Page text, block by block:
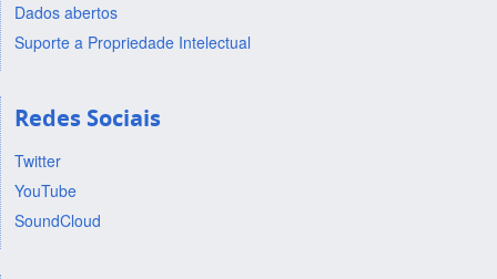
Dados abertos
Suporte a Propriedade Intelectual
Redes Sociais
Twitter
YouTube
SoundCloud